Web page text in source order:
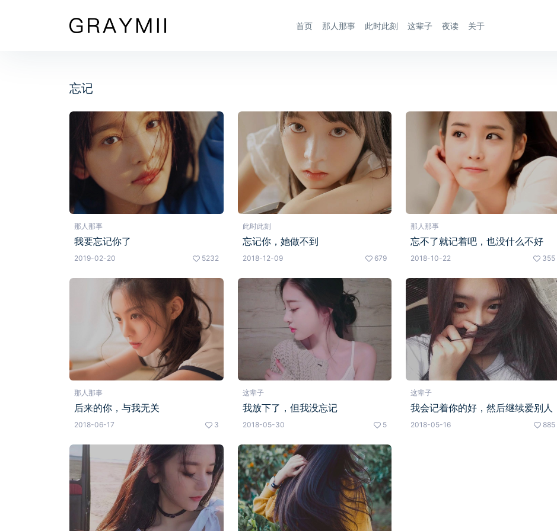
首页 那人那事 此时此刻 这辈子 夜读 关于
忘记
那人那事
我要忘记你了
2019-02-20 5232
此时此刻
忘记你，她做不到
2018-12-09 679
那人那事
忘不了就记着吧，也没什么不好
2018-10-22 355
那人那事
后来的你，与我无关
2018-06-17 3
这辈子
我放下了，但我没忘记
2018-05-30 5
这辈子
我会记着你的好，然后继续爱别人
2018-05-16 885